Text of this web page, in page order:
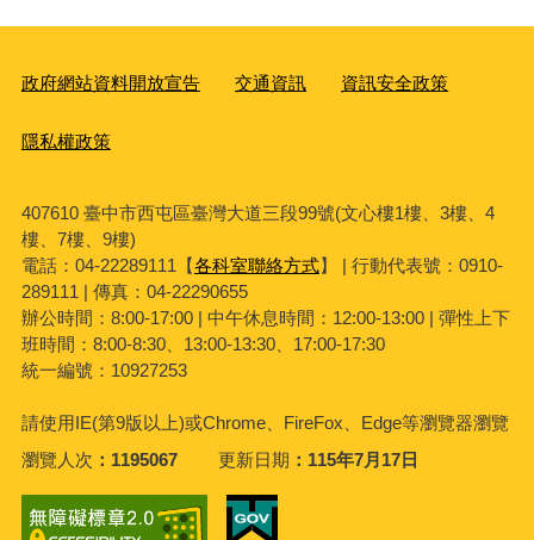
政府網站資料開放宣告 交通資訊 資訊安全政策
隱私權政策
407610 臺中市西屯區臺灣大道三段99號(文心樓1樓、3樓、4
樓、7樓、9樓)
電話：04-22289111【各科室聯絡方式】 | 行動代表號：0910-
289111 | 傳真：04-22290655
辦公時間：8:00-17:00 | 中午休息時間：12:00-13:00 | 彈性上下
班時間：8:00-8:30、13:00-13:30、17:00-17:30
統一編號：10927253
請使用IE(第9版以上)或Chrome、 FireFox Edge等瀏覽器瀏覽
瀏覽人次
1195067 更新日期 115年7月17日